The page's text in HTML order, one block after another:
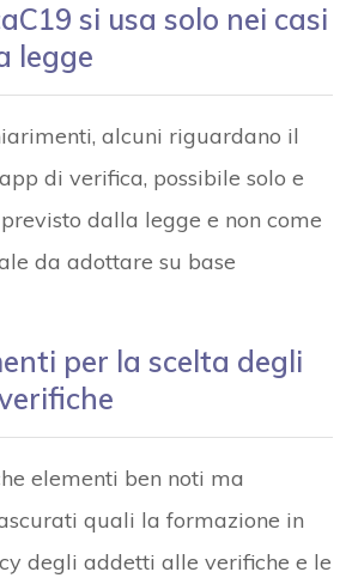
si usa solo nei casi
legge
alcuni riguardano il
di verifica, possibile solo e
dalla legge e non come
da adottare su base
per la scelta degli
elementi ben noti ma
quali la formazione in
degli addetti alle verifiche e le